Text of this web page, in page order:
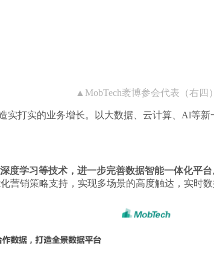
▲ MobTech袤博参会代表（右四 ）
实打实的业务增长。
以大数据、云计算、Al等
度学习等技术，进一步完善数据智能一体化平
销策略支持，实现多场景的高度触达，实时数